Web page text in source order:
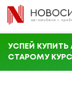
УСПЕЙ
СТАРОМУ